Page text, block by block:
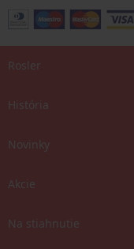
Rosler
História
Novinky
Akcie
Na stiahnutie